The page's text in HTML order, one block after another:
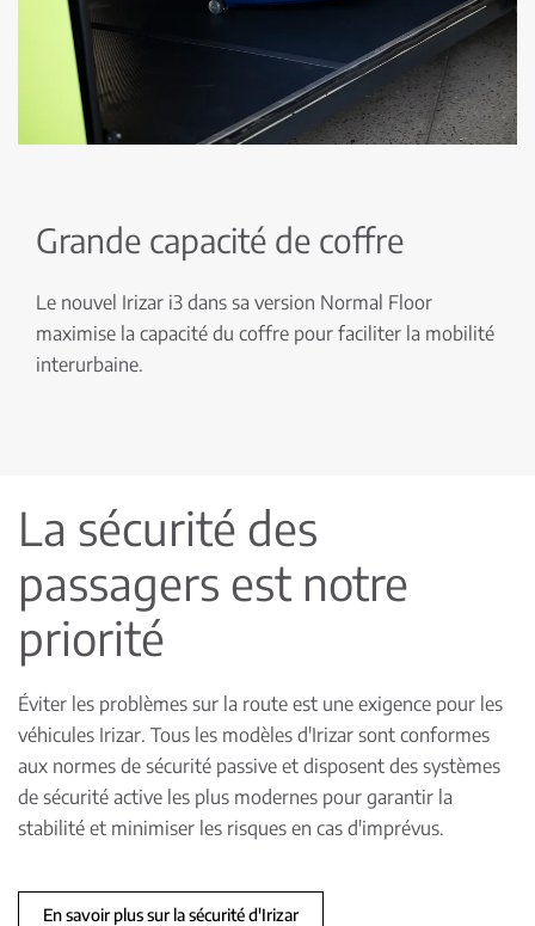
Grande capacité de coffre
Le nouvel Irizar i3 dans sa version Normal Floor
maximise la capacité du coffre pour faciliter la mobilité
interurbaine.
La sécurité des
passagers est notre
priorité
Éviter les problèmes sur la route est une exigence pour les
véhicules Irizar. Tous les modèles d'Irizar sont conformes
aux normes de sécurité passive et disposent des systèmes
de sécurité active les plus modernes pour garantir la
stabilité et minimiser les risques en cas d'imprévus.
En savoir plus sur la sécurité d'Irizar